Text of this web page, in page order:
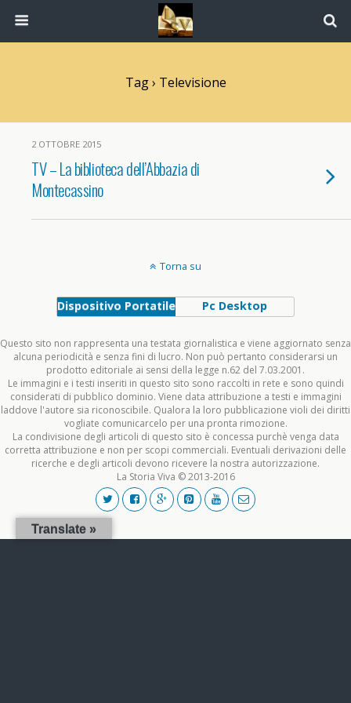
Tag › Televisione
2 OTTOBRE 2015
TV – La biblioteca dell’Abbazia di
Montecassino
Torna su
Dispositivo Portatile Pc Desktop
Questo sito non rappresenta una testata giornalistica e viene aggiornato senza
alcuna periodicità e senza fini di lucro. Non può pertanto considerarsi un
prodotto editoriale ai sensi della legge n.62 del 7.03.2001.
Le immagini e i testi inseriti in questo sito sono raccolti in rete e sono quindi
considerati di pubblico dominio. Viene data attribuzione a testi e immagini
laddove l'autore sia riconoscibile. Qualora la loro pubblicazione violi dei diritti
vogliate comunicarcelo per una pronta rimozione.
La condivisione degli articoli di questo sito è concessa purchè venga data
corretta attribuzione e non per scopi commerciali. Eventuali derivazioni delle
ricerche e degli articoli devono ricevere la nostra autorizzazione.
La Storia Viva © 2013-2016
Translate »